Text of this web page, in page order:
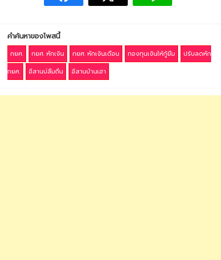
คำค้นหาของโพสนี้
กยศ. กยศ. หักเงิน กยศ. หักเงินเดือน กองทุนเงินให้กู้ยืม
ปรับลดหัก
กยศ.
อีสานบ่ลืมถิ่น อีสานบ้านเฮา